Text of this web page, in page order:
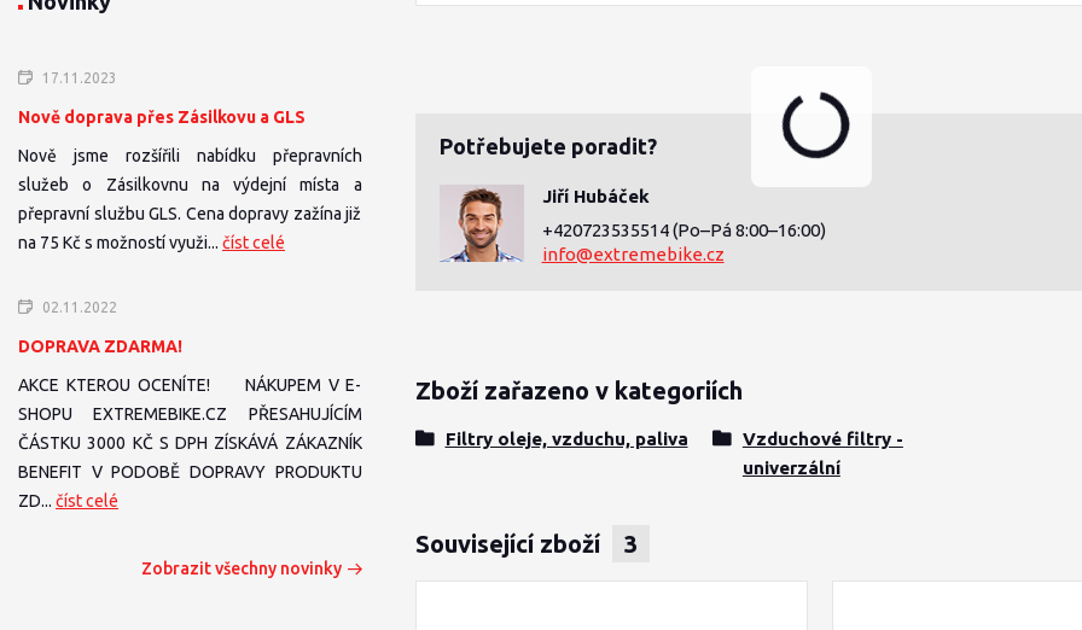
17.11.2023
Nově doprava přes Zásilkovu a GLS
Nově jsme rozšířili nabídku přepravních
služeb o Zásilkovnu na výdejní místa a
přepravní službu GLS. Cena dopravy zažína již
na 75 Kč s možností využi... číst celé
02.11.2022
DOPRAVA ZDARMA!
AKCE KTEROU OCENÍTE! NÁKUPEM V E-
SHOPU EXTREMEBIKE.CZ PŘESAHUJÍCÍM
ČÁSTKU 3000 KČ S DPH ZÍSKÁVÁ ZÁKAZNÍK
BENEFIT V PODOBĚ DOPRAVY PRODUKTU
ZD... číst celé
Zobrazit všechny novinky
Potřebujete poradit?
Jiří Hubáček
+420723535514(Po–Pá 8:00–16:00)
info@extremebike.cz
Zboží zařazeno v kategoriích
Filtry oleje, vzduchu, paliva
Vzduchové filtry -
univerzální
Související zboží 3